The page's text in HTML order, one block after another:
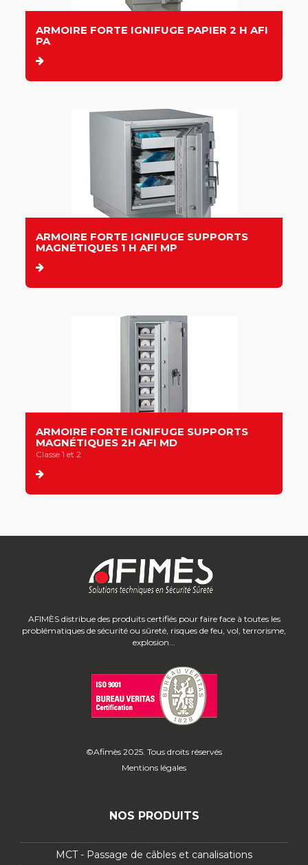
ARMOIRE FORTE IGNIFUGE PAPIER 2 H AFI
PA
ARMOIRE FORTE IGNIFUGE SUPPORTS
MAGNÉTIQUES 1 H AFI MP
ARMOIRE FORTE IGNIFUGE SUPPORTS
MAGNÉTIQUES 2H AFI MD
Classe 1 et 2
AFIMÈS distribue des produits certifiés pour faire face à toutes les
problématiques de sécurité ou sûreté, risques de feu, vol, terrorisme,
explosion...
©Afimès 2025. Tous droits réservés
Mentions légales
NOS PRODUITS
MCT - Passage de câbles et canalisations